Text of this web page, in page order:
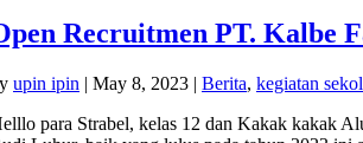
Recruitmen PT. Kalbe
upin ipin | May 8, 2023 | Berita, kegiatan
para Strabel, kelas 12 dan Kakak kakak